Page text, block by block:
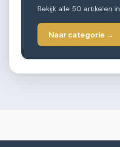
Bekijk alle 50 artikelen
Naar categorie →